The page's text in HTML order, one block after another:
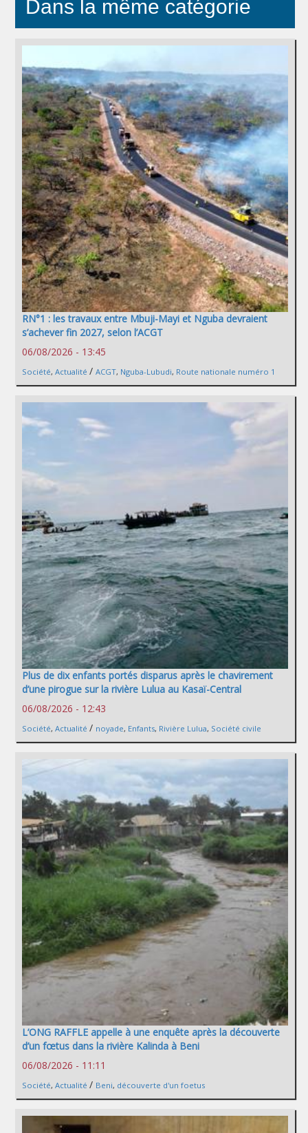
Dans la même catégorie
RN°1 : les travaux entre Mbuji-Mayi et Nguba devraient
s’achever fin 2027, selon l’ACGT
06/08/2026 - 13:45
Société, Actualité / ACGT, Nguba-Lubudi, Route nationale numéro 1
Plus de dix enfants portés disparus après le chavirement
d’une pirogue sur la rivière Lulua au Kasaï-Central
06/08/2026 - 12:43
Société, Actualité / noyade, Enfants, Rivière Lulua, Société civile
L’ONG RAFFLE appelle à une enquête après la découverte
d’un fœtus dans la rivière Kalinda à Beni
06/08/2026 - 11:11
Société, Actualité / Beni, découverte d'un foetus